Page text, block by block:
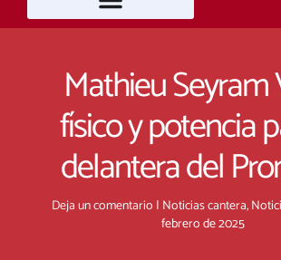
Mathieu Seyram
físico y potencia
delantera del
Deja un comentario | Noticias cantera,
febrero de 2025